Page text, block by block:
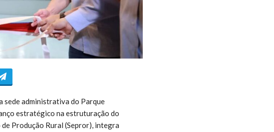
administrativa do Parque
estratégico na estruturação do
Produção Rural (Sepror), integra